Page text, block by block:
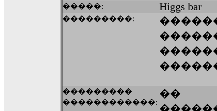
�����: Higgs bar
���������:
���������
������������:
��